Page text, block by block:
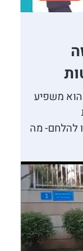
הוא משפיע
להלחם- מה